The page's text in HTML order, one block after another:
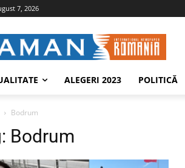
7, 2026
ALEGERI 2023 POLITICĂ
Bodrum
Bodrum